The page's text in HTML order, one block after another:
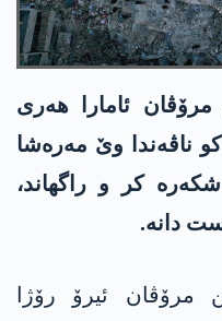
ئامارا هه‌ری
كو ناڤه‌ندا وێ مه‌ره‌شا
كر و راگهاند،
مرۆڤان ئیرۆ رۆژا